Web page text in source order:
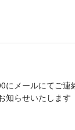
にメールにてご連
知らせいたします